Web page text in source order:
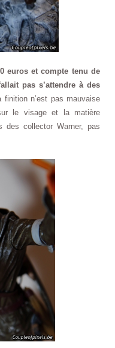
euros et compte tenu de
pas s’attendre à des
n’est pas mauvaise
le visage et la matière
des collector Warner, pas